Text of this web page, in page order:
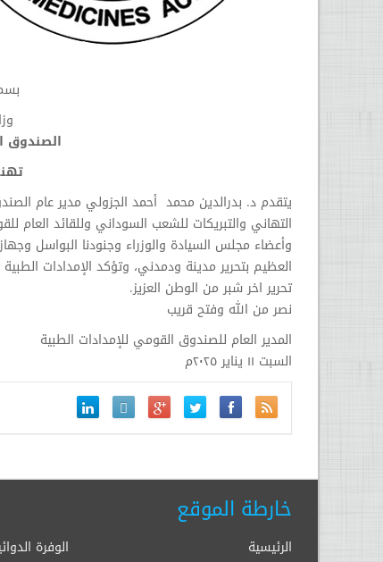
الصندوق
يتقدم د. بدرالدين محمد أحمد الجزولي مدير عام
التهاني والتبريكات للشعب السوداني وللقائد العام
وأعضاء مجلس السيادة والوزراء وجنودنا البواسل
العظيم بتحرير مدينة ودمدني، وتؤكد الإمدادات
تحرير اخر شبر من الوطن العزيز.
نصر من الله وفتح قريب
المدير العام للصندوق القومي للإمدادات الطبية
السبت ١١ يناير ٢٠٢٥م
خارطة الموقع
الرئيسية الوفرة